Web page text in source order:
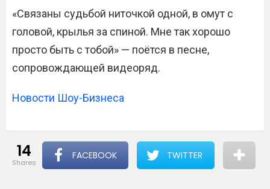
«Связаны судьбой ниточкой одной, в омут с
головой, крылья за спиной. Мне так хорошо
просто быть с тобой» — поётся в песне,
сопровождающей видеоряд.
Новости Шоу-Бизнеса
14
shares
FACEBOOK TWITTER